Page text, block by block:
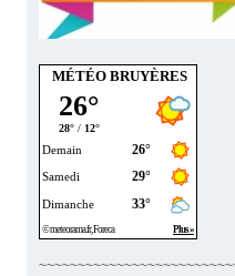
MÉTÉO BRUYÈRES